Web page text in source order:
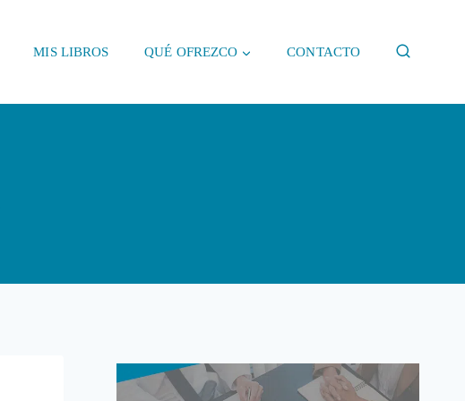
MIS LIBROS QUÉ OFREZCO CONTACTO